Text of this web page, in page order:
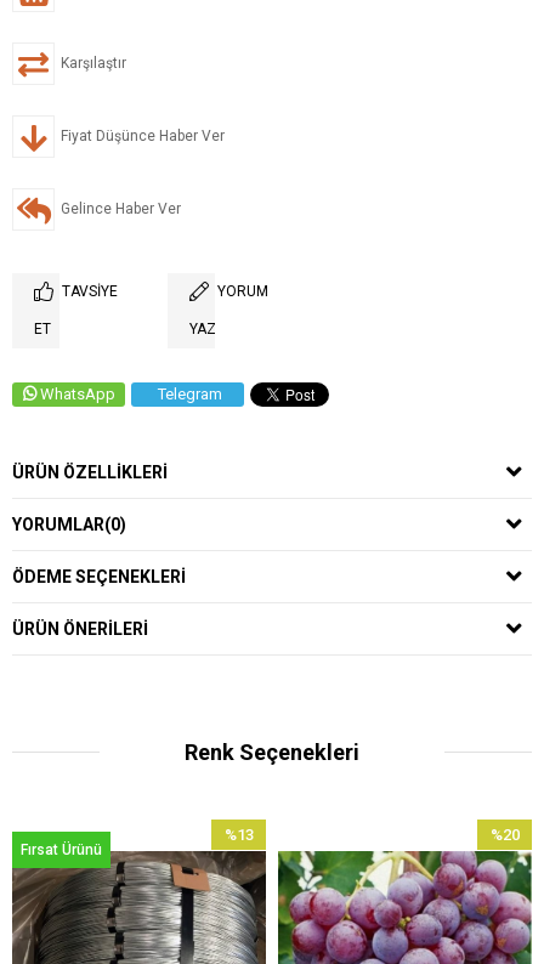
Karşılaştır
Fiyat Düşünce Haber Ver
Gelince Haber Ver
TAVSIYE
ET
YORUM
YAZ
WhatsApp Telegram
ÜRÜN ÖZELLIKLERI
YORUMLAR(0)
ÖDEME SEÇENEKLERI
ÜRÜN ÖNERILERI
Renk Seçenekleri
%13
İndirim
%13İndirim
Fırsat Ürünü
%20
İndirim